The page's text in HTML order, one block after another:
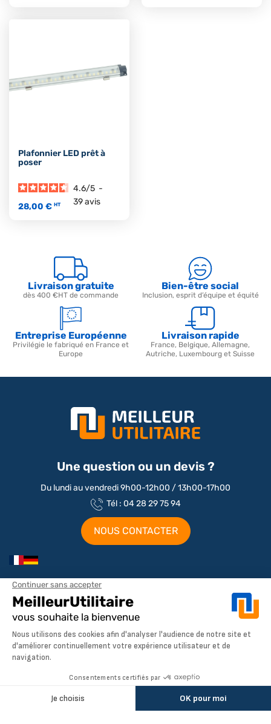
Plafonnier LED prêt à
poser
4.6/5 -
39avis
28,00 € HT
Livraison gratuite
dès 400 €HT de commande
Bien-être social
Inclusion, esprit d’équipe et équité
Entreprise Européenne
Privilégie le fabriqué en France et
Europe
Livraison rapide
France, Belgique, Allemagne,
Autriche, Luxembourg et Suisse
Une question ou un devis ?
Du lundi au vendredi 9h00-12h00 / 13h00-17h00
Tél : 04 28 29 75 94
NOUS CONTACTER
Aménagements par marque / modèle
Aménagement Peugeot Partner
Aménagement Peugeot Boxer
Aménagement Renault
Service client
Dimensions utilitaires